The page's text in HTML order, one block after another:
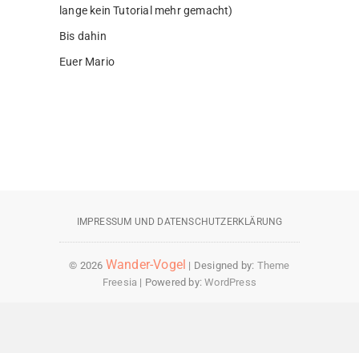
lange kein Tutorial mehr gemacht)
Bis dahin
Euer Mario
IMPRESSUM UND DATENSCHUTZERKLÄRUNG
© 2026 Wander-Vogel | Designed by: Theme
Freesia | Powered by:WordPress